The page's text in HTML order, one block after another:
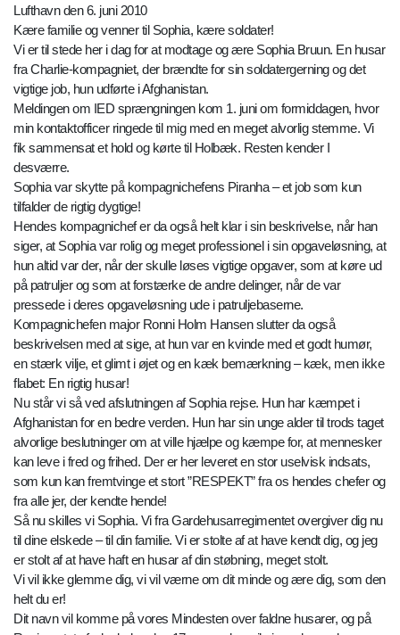
Lufthavn den 6. juni 2010
Kære familie og venner til Sophia, kære soldater!
Vi er til stede her i dag for at modtage og ære Sophia Bruun. En husar
fra Charlie-kompagniet, der brændte for sin soldatergerning og det
vigtige job, hun udførte i Afghanistan.
Meldingen om IED sprængningen kom 1. juni om formiddagen, hvor
min kontaktofficer ringede til mig med en meget alvorlig stemme. Vi
fik sammensat et hold og kørte til Holbæk. Resten kender I
desværre.
Sophia var skytte på kompagnichefens Piranha – et job som kun
tilfalder de rigtig dygtige!
Hendes kompagnichef er da også helt klar i sin beskrivelse, når han
siger, at Sophia var rolig og meget professionel i sin opgaveløsning, at
hun altid var der, når der skulle løses vigtige opgaver, som at køre ud
på patruljer og som at forstærke de andre delinger, når de var
pressede i deres opgaveløsning ude i patruljebaserne.
Kompagnichefen major Ronni Holm Hansen slutter da også
beskrivelsen med at sige, at hun var en kvinde med et godt humør,
en stærk vilje, et glimt i øjet og en kæk bemærkning – kæk, men ikke
flabet: En rigtig husar!
Nu står vi så ved afslutningen af Sophia rejse. Hun har kæmpet i
Afghanistan for en bedre verden. Hun har sin unge alder til trods taget
alvorlige beslutninger om at ville hjælpe og kæmpe for, at mennesker
kan leve i fred og frihed. Der er her leveret en stor uselvisk indsats,
som kun kan fremtvinge et stort ”RESPEKT” fra os hendes chefer og
fra alle jer, der kendte hende!
Så nu skilles vi Sophia. Vi fra Gardehusarregimentet overgiver dig nu
til dine elskede – til din familie. Vi er stolte af at have kendt dig, og jeg
er stolt af at have haft en husar af din støbning, meget stolt.
Vi vil ikke glemme dig, vi vil værne om dit minde og ære dig, som den
helt du er!
Dit navn vil komme på vores Mindesten over faldne husarer, og på